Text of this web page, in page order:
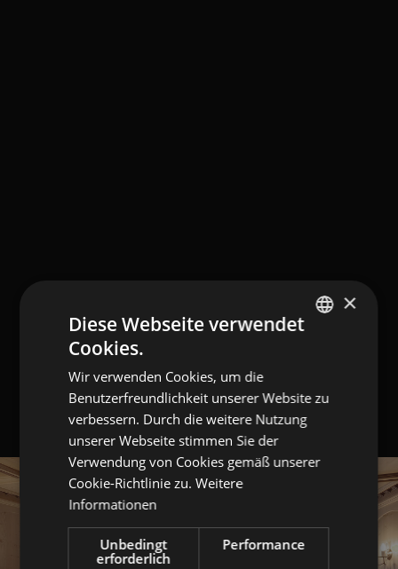
×
Diese Webseite verwendet
Cookies.
Wir verwenden Cookies, um die
Benutzerfreundlichkeit unserer Website zu
verbessern. Durch die weitere Nutzung
unserer Webseite stimmen Sie der
Verwendung von Cookies gemäß unserer
Cookie-Richtlinie zu. Weitere
Informationen
Unbedingt
erforderlich
Performance